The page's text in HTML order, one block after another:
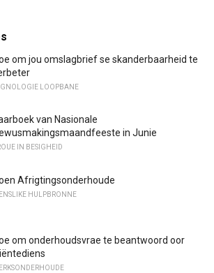
om jou omslagbrief se skanderbaarheid te
LOOPBANE
van Nasionale
in Junie
IN BESIGHEID
Afrigtingsonderhoude
HULPBRONNE
om onderhoudsvrae te beantwoord oor